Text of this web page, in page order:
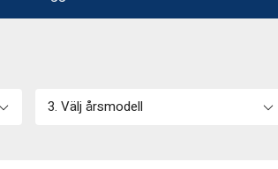
3. Välj årsmodell